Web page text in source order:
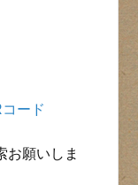
ード
お願いしま